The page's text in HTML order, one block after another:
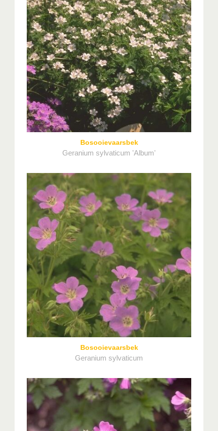
Bosooievaarsbek
Geranium sylvaticum 'Album'
Bosooievaarsbek
Geranium sylvaticum